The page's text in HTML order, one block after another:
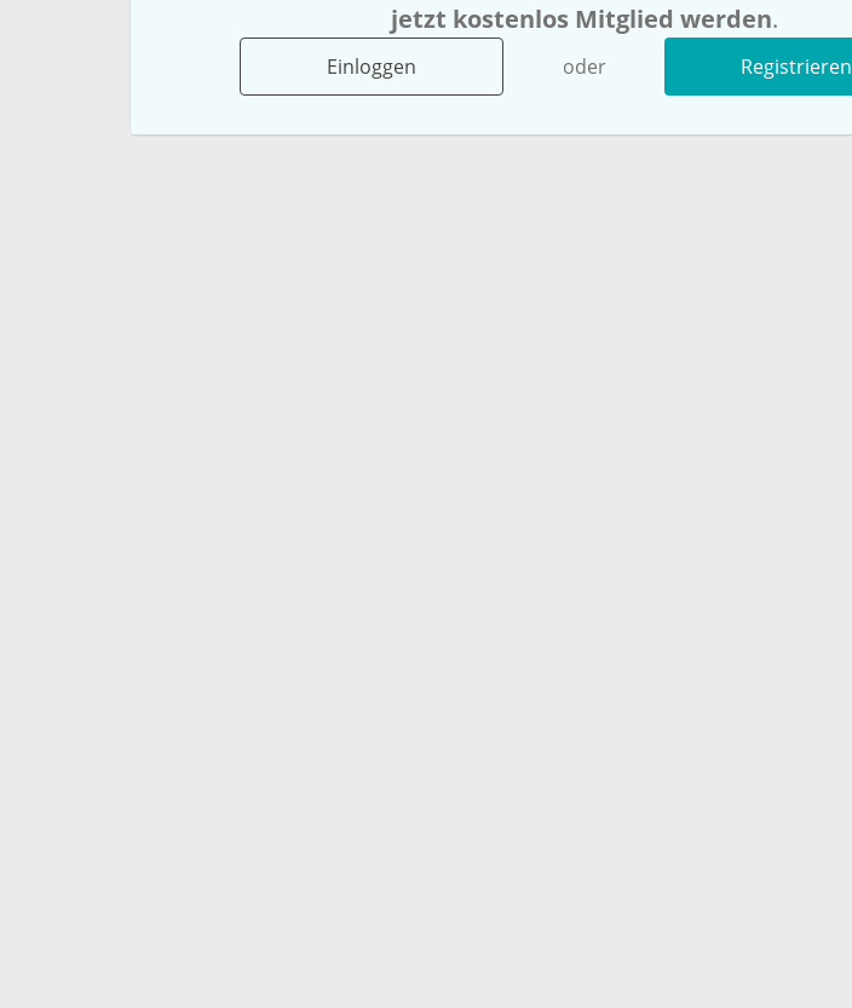
jetzt kostenlos Mitglied werden.
Einloggen oder Registrieren